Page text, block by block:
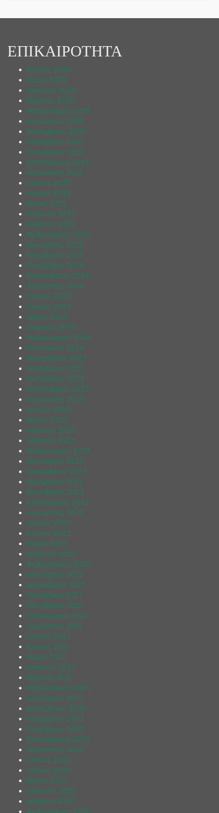
ΕΠΙΚΑΙΡΟΤΗΤΑ
Ιούλιος 2026
Μάιος 2026
Απρίλιος 2026
Μάρτιος 2026
Φεβρουάριος 2026
Ιανουάριος 2026
Δεκέμβριος 2025
Νοέμβριος 2025
Οκτώβριος 2025
Σεπτέμβριος 2025
Αύγουστος 2025
Ιούλιος 2025
Ιούνιος 2025
Μάιος 2025
Απρίλιος 2025
Μάρτιος 2025
Φεβρουάριος 2025
Ιανουάριος 2025
Νοέμβριος 2024
Οκτώβριος 2024
Σεπτέμβριος 2024
Αύγουστος 2024
Ιούλιος 2024
Ιούνιος 2024
Μάιος 2024
Απρίλιος 2024
Φεβρουάριος 2024
Ιανουάριος 2024
Δεκέμβριος 2023
Νοέμβριος 2023
Οκτώβριος 2023
Σεπτέμβριος 2023
Αύγουστος 2023
Ιούλιος 2023
Μάιος 2023
Απρίλιος 2023
Μάρτιος 2023
Φεβρουάριος 2023
Ιανουάριος 2023
Δεκέμβριος 2022
Νοέμβριος 2022
Οκτώβριος 2022
Σεπτέμβριος 2022
Αύγουστος 2022
Ιούλιος 2022
Ιούνιος 2022
Μάιος 2022
Απρίλιος 2022
Φεβρουάριος 2022
Ιανουάριος 2022
Δεκέμβριος 2021
Νοέμβριος 2021
Οκτώβριος 2021
Σεπτέμβριος 2021
Αύγουστος 2021
Ιούλιος 2021
Ιούνιος 2021
Μάιος 2021
Απρίλιος 2021
Μάρτιος 2021
Φεβρουάριος 2021
Ιανουάριος 2021
Δεκέμβριος 2020
Νοέμβριος 2020
Οκτώβριος 2020
Σεπτέμβριος 2020
Αύγουστος 2020
Ιούλιος 2020
Ιούνιος 2020
Μάιος 2020
Απρίλιος 2020
Μάρτιος 2020